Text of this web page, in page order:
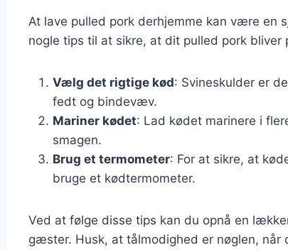
At lave pulled pork derhjemme kan være en
nogle tips til at sikre, at dit pulled pork bliver
Vælg det rigtige kød: Svineskulder er
fedt og bindevæv.
Mariner kødet: Lad kødet marinere i
smagen.
Brug et termometer: For at sikre, at
bruge et kødtermometer.
Ved at følge disse tips kan du opnå en
gæster. Husk, at tålmodighed er nøglen,